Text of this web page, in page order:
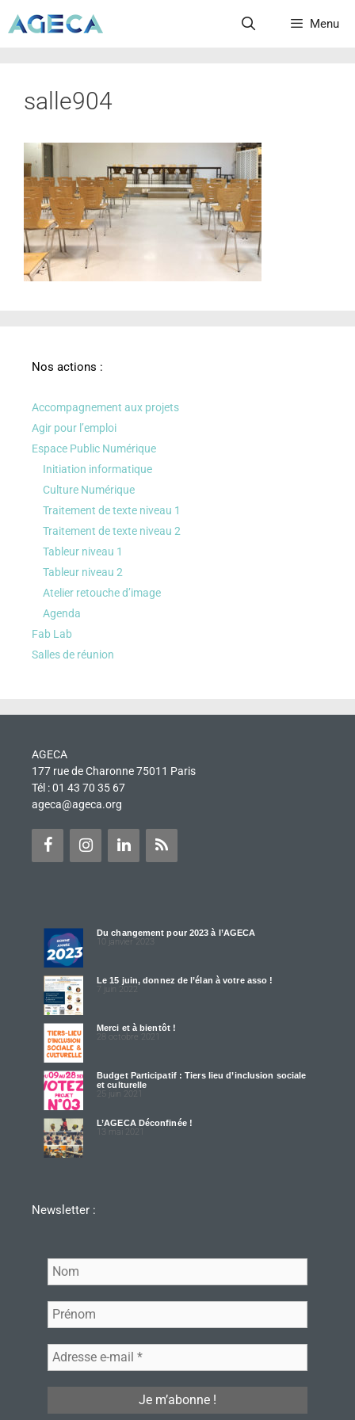
Menu
salle904
Nos actions :
Accompagnement aux projets
Agir pour l’emploi
Espace Public Numérique
Initiation informatique
Culture Numérique
Traitement de texte niveau 1
Traitement de texte niveau 2
Tableur niveau 1
Tableur niveau 2
Atelier retouche d’image
Agenda
Fab Lab
Salles de réunion
AGECA
177 rue de Charonne 75011 Paris
Tél : 01 43 70 35 67
ageca@ageca.org
Du changement pour 2023 à l’AGECA
10 janvier 2023
Le 15 juin, donnez de l’élan à votre asso !
7 juin 2022
Merci et à bientôt !
28 octobre 2021
Budget Participatif : Tiers lieu d’inclusion sociale
et culturelle
25 juin 2021
L’AGECA Déconfinée !
13 mai 2021
Newsletter :